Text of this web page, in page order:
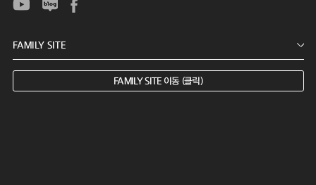
FAMILY SITE 이동 (클릭)